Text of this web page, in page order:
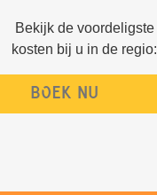
Bekijk de voordeligste
kosten bij u in de regio: